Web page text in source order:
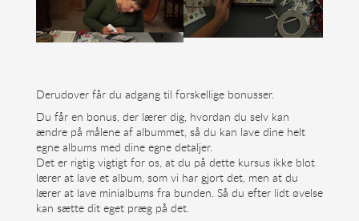
Derudover får du adgang til forskellige bonusser.
Du får en bonus, der lærer dig, hvordan du selv kan
ændre på målene af albummet, så du kan lave dine helt
egne albums med dine egne detaljer.
Det er rigtig vigtigt for os, at du på dette kursus ikke blot
lærer at lave et album, som vi har gjort det, men at du
lærer at lave minialbums fra bunden. Så du efter lidt øvelse
kan sætte dit eget præg på det.